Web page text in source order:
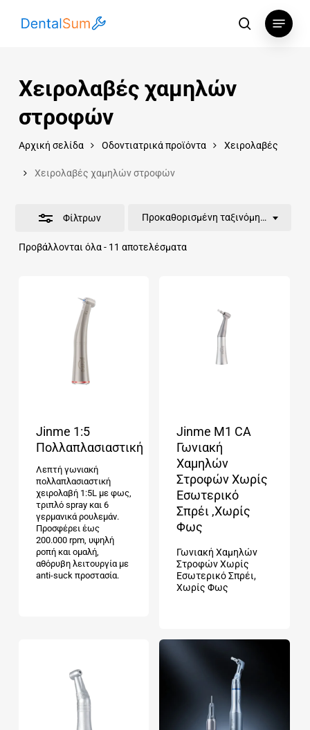
αναζήτηση
Menu
Χειρολαβές χαμηλών
στροφών
Αρχική σελίδα Οδοντιατρικά προϊόντα Χειρολαβές
Χειρολαβές χαμηλών στροφών
Φίλτρων
Προβάλλονται όλα - 11 αποτελέσματα
Προκαθορισμένη ταξινόμηση
Κλείσιμο
Jinme 1:5
Πολλαπλασιαστική
Λεπτή γωνιακή
πολλαπλασιαστική
χειρολαβή 1:5L με φως,
τριπλό spray και 6
γερμανικά ρουλεμάν.
Προσφέρει έως
200.000 rpm, υψηλή
ροπή και ομαλή,
αθόρυβη λειτουργία με
anti-suck προστασία.
Jinme M1 CA
Γωνιακή
Χαμηλών
Στροφών Χωρίς
Εσωτερικό
Σπρέι ,Χωρίς
Φως
Γωνιακή Χαμηλών
Στροφών Χωρίς
Εσωτερικό Σπρέι,
Χωρίς Φως